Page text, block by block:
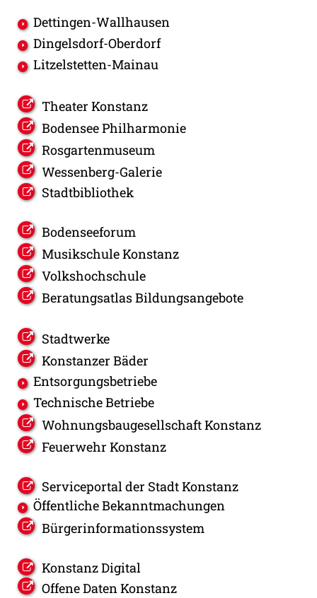
Dettingen-Wallhausen
Dingelsdorf-Oberdorf
Litzelstetten-Mainau
Theater Konstanz
Bodensee Philharmonie
Rosgartenmuseum
Wessenberg-Galerie
Stadtbibliothek
Bodenseeforum
Musikschule Konstanz
Volkshochschule
Beratungsatlas Bildungsangebote
Stadtwerke
Konstanzer Bäder
Entsorgungsbetriebe
Technische Betriebe
Wohnungsbaugesellschaft Konstanz
Feuerwehr Konstanz
Serviceportal der Stadt Konstanz
Öffentliche Bekanntmachungen
Bürgerinformationssystem
Konstanz Digital
Offene Daten Konstanz